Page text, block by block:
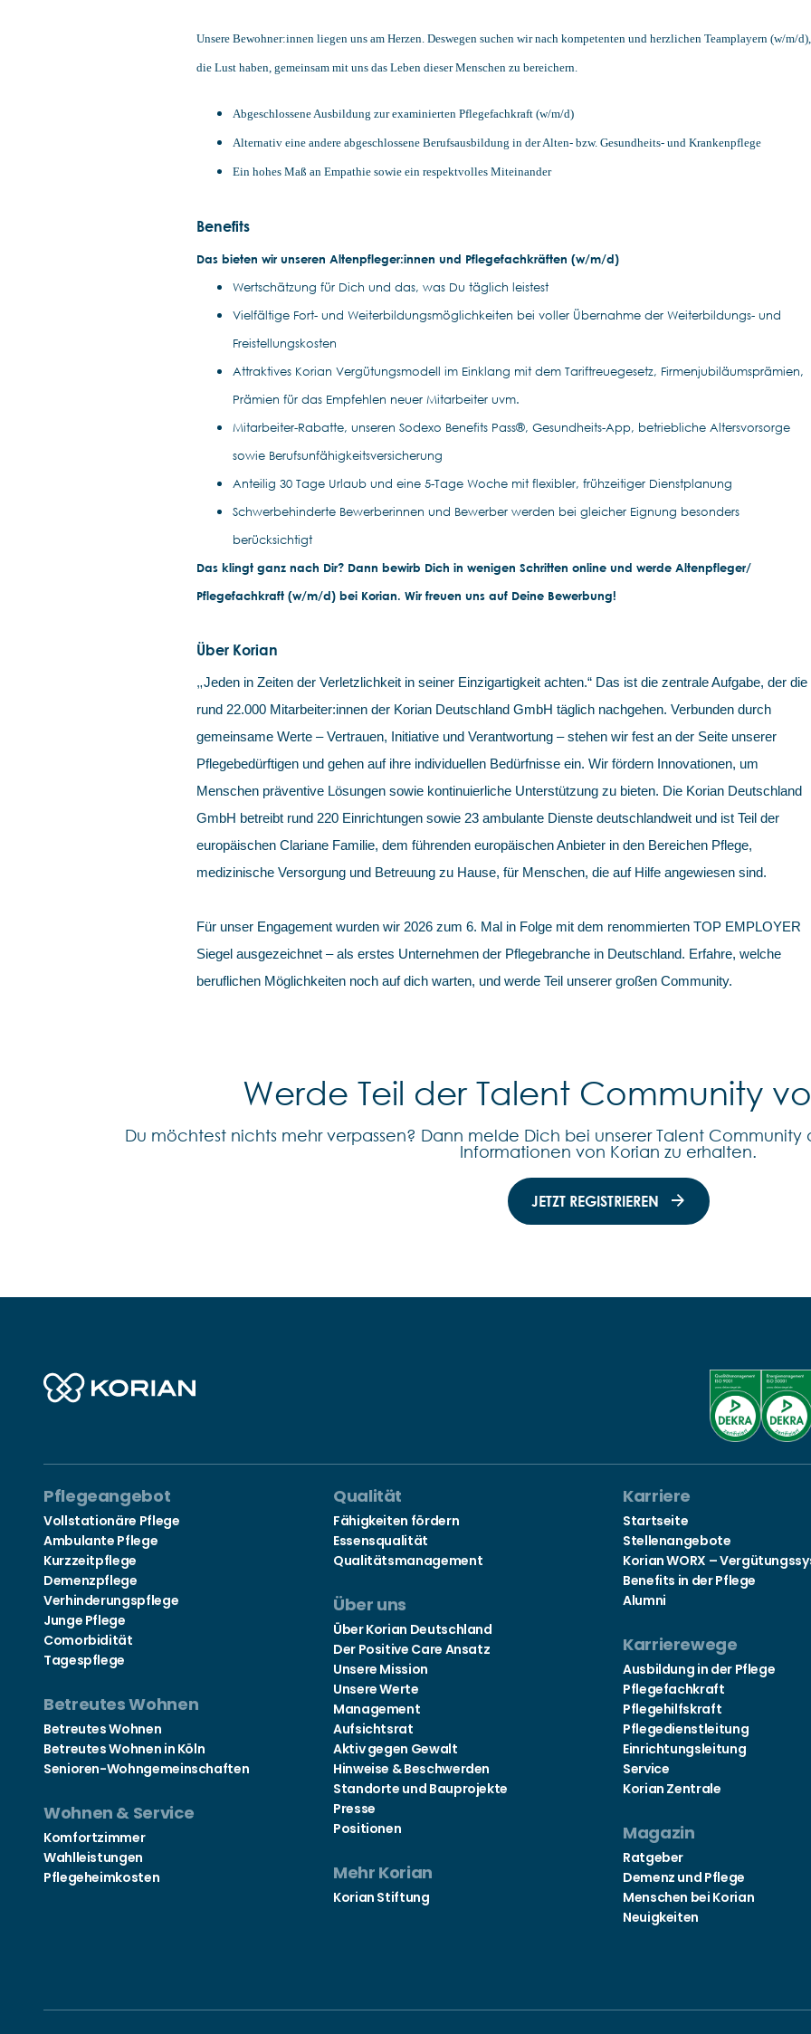
Unsere Bewohner:innen liegen uns am Herzen. Deswegen suchen wir nach kompetenten und herzlichen Teamplayern (w/m/d),
die Lust haben, gemeinsam mit uns das Leben dieser Menschen zu bereichern.
Abgeschlossene Ausbildung zur examinierten Pflegefachkraft (w/m/d)
Alternativ eine andere abgeschlossene Berufsausbildung in der Alten- bzw. Gesundheits- und Krankenpflege
Ein hohes Maß an Empathie sowie ein respektvolles Miteinander
Benefits
Das bieten wir unseren Altenpfleger:innen und Pflegefachkräften (w/m/d)
Wertschätzung für Dich und das, was Du täglich leistest
Vielfältige Fort- und Weiterbildungsmöglichkeiten bei voller Übernahme der Weiterbildungs- und
Freistellungskosten
Attraktives Korian Vergütungsmodell im Einklang mit dem Tariftreuegesetz, Firmenjubiläumsprämien,
Prämien für das Empfehlen neuer Mitarbeiter uvm.
Mitarbeiter-Rabatte, unseren Sodexo Benefits Pass®, Gesundheits-App, betriebliche Altersvorsorge
sowie Berufsunfähigkeitsversicherung
Anteilig 30 Tage Urlaub und eine 5-Tage Woche mit flexibler, frühzeitiger Dienstplanung
Schwerbehinderte Bewerberinnen und Bewerber werden bei gleicher Eignung besonders
berücksichtigt
Das klingt ganz nach Dir? Dann bewirb Dich in wenigen Schritten online und werde Altenpfleger/
Pflegefachkraft (w/m/d) bei Korian. Wir freuen uns auf Deine Bewerbung!
Über Korian
„Jeden in Zeiten der Verletzlichkeit in seiner Einzigartigkeit achten.“ Das ist die zentrale Aufgabe, der die
rund 22.000 Mitarbeiter:innen der Korian Deutschland GmbH täglich nachgehen. Verbunden durch
gemeinsame Werte – Vertrauen, Initiative und Verantwortung – stehen wir fest an der Seite unserer
Pflegebedürftigen und gehen auf ihre individuellen Bedürfnisse ein. Wir fördern Innovationen, um
Menschen präventive Lösungen sowie kontinuierliche Unterstützung zu bieten. Die Korian Deutschland
GmbH betreibt rund 220 Einrichtungen sowie 23 ambulante Dienste deutschlandweit und ist Teil der
europäischen Clariane Familie, dem führenden europäischen Anbieter in den Bereichen Pflege,
medizinische Versorgung und Betreuung zu Hause, für Menschen, die auf Hilfe angewiesen sind.
Für unser Engagement wurden wir 2026 zum 6. Mal in Folge mit dem renommierten TOP EMPLOYER
Siegel ausgezeichnet – als erstes Unternehmen der Pflegebranche in Deutschland. Erfahre, welche
beruflichen Möglichkeiten noch auf dich warten, und werde Teil unserer großen Community.
Werde Teil der Talent Community
Du möchtest nichts mehr verpassen? Dann melde Dich bei unserer Talent
Informationen von Korian zu erhalten.
JETZT REGISTRIEREN
Pflegeangebot
Vollstationäre Pflege
Ambulante Pflege
Kurzzeitpflege
Demenzpflege
Verhinderungspflege
Junge Pflege
Comorbidität
Tagespflege
Betreutes Wohnen
Betreutes Wohnen
Betreutes Wohnen in Köln
Senioren-Wohngemeinschaften
Wohnen & Service
Komfortzimmer
Wahlleistungen
Pflegeheimkosten
Qualität
Fähigkeiten fördern
Essensqualität
Qualitätsmanagement
Über uns
Über Korian Deutschland
Der Positive Care Ansatz
Unsere Mission
Unsere Werte
Management
Aufsichtsrat
Aktiv gegen Gewalt
Hinweise & Beschwerden
Standorte und Bauprojekte
Presse
Positionen
Mehr Korian
Korian Stiftung
Karriere
Startseite
Stellenangebote
Korian WORX –
Benefits in der Pflege
Alumni
Karrierewege
Ausbildung in der Pflege
Pflegefachkraft
Pflegehilfskraft
Pflegedienstleitung
Einrichtungsleitung
Service
Korian Zentrale
Magazin
Ratgeber
Demenz und Pflege
Menschen bei Korian
Neuigkeiten